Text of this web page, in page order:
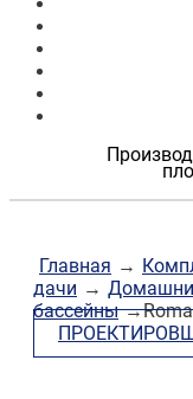
Главная →
дачи →
бассейны